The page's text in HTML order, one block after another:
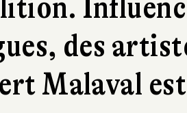
des
Malaval est